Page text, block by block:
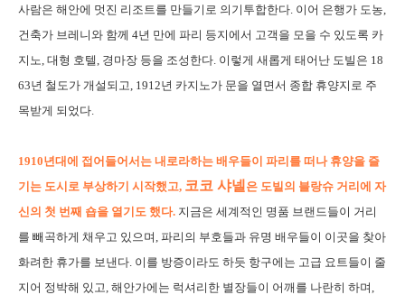
사람은 해안에 멋진 리조트를 만들기로 의기투합한다. 이어 은행가 도농,
건축가 브레니와 함께 4년 만에 파리 등지에서 고객을 모을 수 있도록 카
지노, 대형 호텔, 경마장 등을 조성한다. 이렇게 새롭게 태어난 도빌은 18
63년 철도가 개설되고, 1912년 카지노가 문을 열면서 종합 휴양지로 주
목받게 되었다.
1910년대에 접어들어서는 내로라하는 배우들이 파리를 떠나 휴양을 즐
기는 도시로 부상하기 시작했고, 코코 샤넬 은 도빌의 블랑슈 거리에 자
신의 첫 번째 숍을 열기도 했다. 지금은 세계적인 명품 브랜드들이 거리
를 빼곡하게 채우고 있으며, 파리의 부호들과 유명 배우들이 이곳을 찾아
화려한 휴가를 보낸다. 이를 방증이라도 하듯 항구에는 고급 요트들이 줄
지어 정박해 있고, 해안가에는 럭셔리한 별장들이 어깨를 나란히 하며,